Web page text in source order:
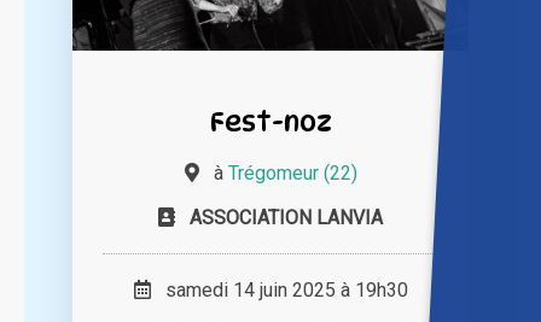
Fest-noz
à Trégomeur (22)
ASSOCIATION LANVIA
samedi 14 juin 2025 à 19h30